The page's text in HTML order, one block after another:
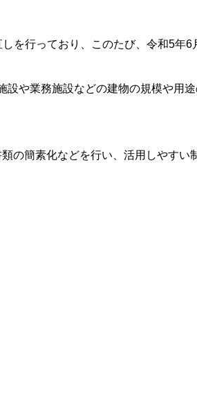
を行っており、このたび、令和5年
や業務施設などの建物の規模や用途
の簡素化などを行い、活用しやすい